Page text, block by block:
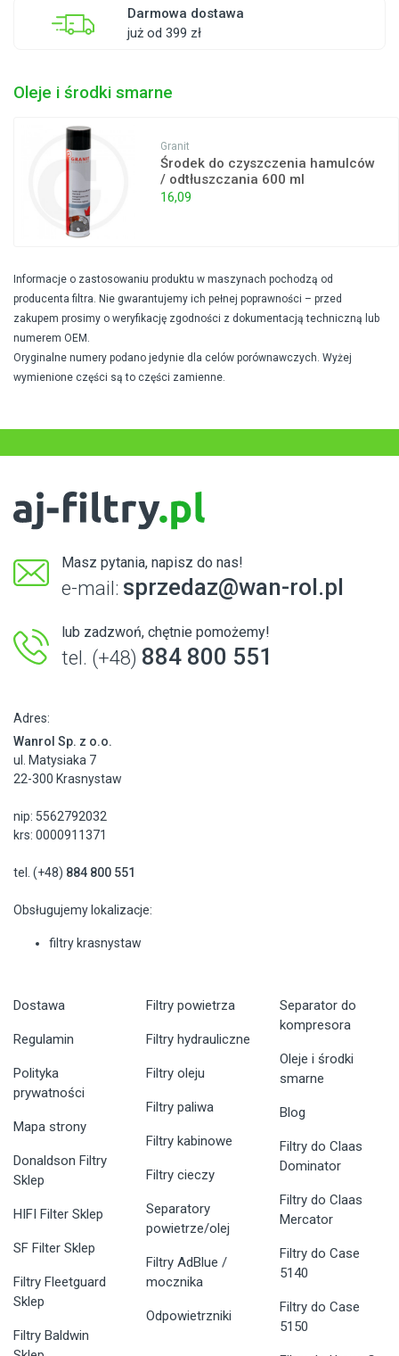
Darmowa dostawa
już od 399 zł
Oleje i środki smarne
Granit
Środek do czyszczenia hamulców
/ odtłuszczania 600 ml
16,09
Informacje o zastosowaniu produktu w maszynach pochodzą od
producenta filtra. Nie gwarantujemy ich pełnej poprawności – przed
zakupem prosimy o weryfikację zgodności z dokumentacją techniczną lub
numerem OEM.
Oryginalne numery podano jedynie dla celów porównawczych. Wyżej
wymienione części są to części zamienne.
Masz pytania, napisz do nas!
e-mail: sprzedaz@wan-rol.pl
lub zadzwoń, chętnie pomożemy!
tel. (+48) 884 800 551
Adres:
Wanrol Sp. z o.o.
ul. Matysiaka 7
22-300 Krasnystaw
nip: 5562792032
krs: 0000911371
tel. (+48) 884 800 551
Obsługujemy lokalizacje:
filtry krasnystaw
Dostawa
Regulamin
Polityka
prywatności
Mapa strony
Donaldson Filtry
Sklep
HIFI Filter Sklep
SF Filter Sklep
Filtry Fleetguard
Sklep
Filtry Baldwin
Filtry powietrza
Filtry hydrauliczne
Filtry oleju
Filtry paliwa
Filtry kabinowe
Filtry cieczy
Separatory
powietrze/olej
Filtry AdBlue /
mocznika
Odpowietrzniki
Separator do
kompresora
Oleje i środki
smarne
Blog
Filtry do Claas
Dominator
Filtry do Claas
Mercator
Filtry do Case
5140
Filtry do Case
5150